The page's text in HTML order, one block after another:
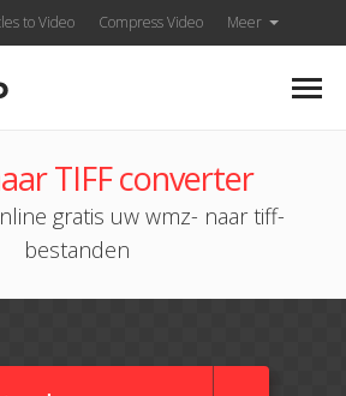
to Video Compress Video Meer
TIFF converter
gratis uw wmz- naar tiff-
bestanden